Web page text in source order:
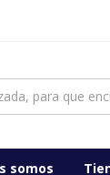
somos